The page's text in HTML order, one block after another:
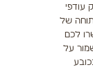
עודפי
של
לכם
על